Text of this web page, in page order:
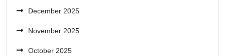
December 2025
November 2025
October 2025